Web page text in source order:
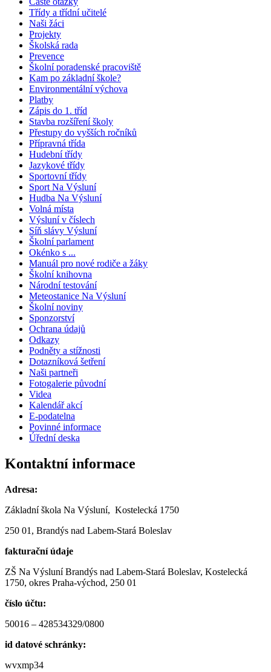
Třídy a třídní učitelé
Naši žáci
Projekty
Školská rada
Prevence
Školní poradenské pracoviště
Kam po základní škole?
Environmentální výchova
Platby
Zápis do 1. tříd
Stavba rozšíření školy
Přestupy do vyšších ročníků
Přípravná třída
Hudební třídy
Jazykové třídy
Sportovní třídy
Sport Na Výsluní
Hudba Na Výsluní
Volná místa
Výsluní v číslech
Síň slávy Výsluní
Školní parlament
Okénko s ...
Manuál pro nové rodiče a žáky
Školní knihovna
Národní testování
Meteostanice Na Výsluní
Školní noviny
Sponzorství
Ochrana údajů
Odkazy
Podněty a stížnosti
Dotazníková šetření
Naši partneři
Fotogalerie původní
Videa
Kalendář akcí
E-podatelna
Povinné informace
Úřední deska
Kontaktní informace
Adresa:
Základní škola Na Výsluní, Kostelecká 1750
250 01, Brandýs nad Labem-Stará Boleslav
fakturační údaje
ZŠ Na Výsluní Brandýs nad Labem-Stará Boleslav, Kostelecká
1750, okres Praha-východ, 250 01
číslo účtu:
50016 – 428534329/0800
id datové schránky:
wvxmp34